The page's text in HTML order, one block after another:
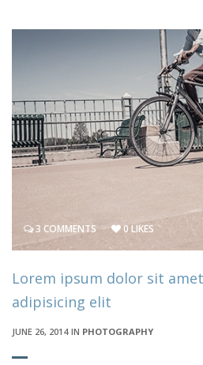
3 COMMENTS 0 LIKES
Lorem ipsum dolor sit
adipisicing elit
JUNE 26, 2014 IN PHOTOGRAPHY